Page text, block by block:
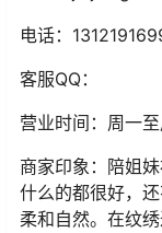
电话：
客服QQ：
营业时间： 周一
商家印象： 陪姐
什么的都很好，
柔和自然。在纹